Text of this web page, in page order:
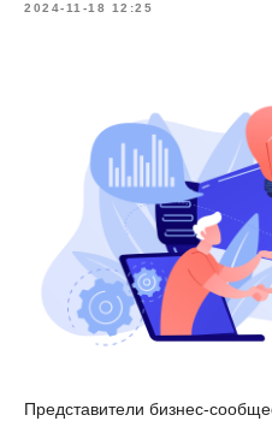
2024-11-18 12:25
Представители бизнес-